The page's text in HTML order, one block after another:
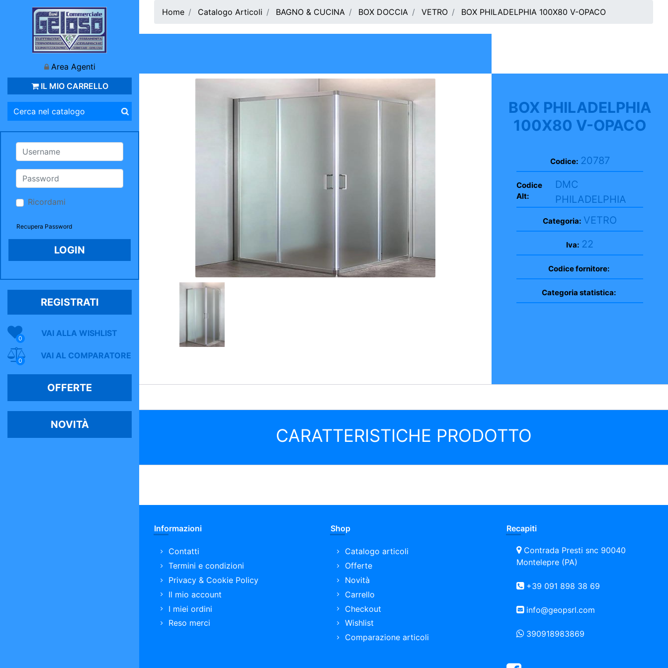
Area Agenti
IL MIO CARRELLO
Ricordami
Recupera Password
REGISTRATI
VAI ALLA WISHLIST
0
VAI AL COMPARATORE
0
OFFERTE
NOVITÀ
Home Catalogo Articoli BAGNO & CUCINA BOX DOCCIA VETRO BOX PHILADELPHIA 100X80 V-OPACO
BOX PHILADELPHIA
100X80 V-OPACO
Codice: 20787
Codice
Alt:
DMC
PHILADELPHIA
Categoria: VETRO
Iva: 22
Codice fornitore:
Categoria statistica:
CARATTERISTICHE PRODOTTO
Informazioni
Contatti
Termini e condizioni
Privacy & Cookie Policy
Il mio account
I miei ordini
Reso merci
Shop
Catalogo articoli
Offerte
Novità
Carrello
Checkout
Wishlist
Comparazione articoli
Recapiti
Contrada Presti snc 90040
Montelepre (PA)
+39 091 898 38 69
info@geopsrl.com
390918983869